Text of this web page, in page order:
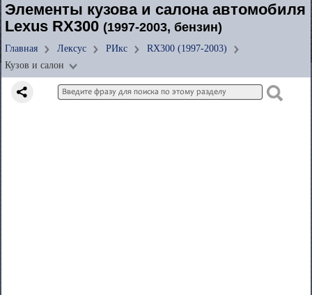
Элементы кузова и салона автомобиля
Lexus RX300 (1997-2003, бензин)
Главная Лексус РИкс
RX300 (1997-2003)
Кузов и салон